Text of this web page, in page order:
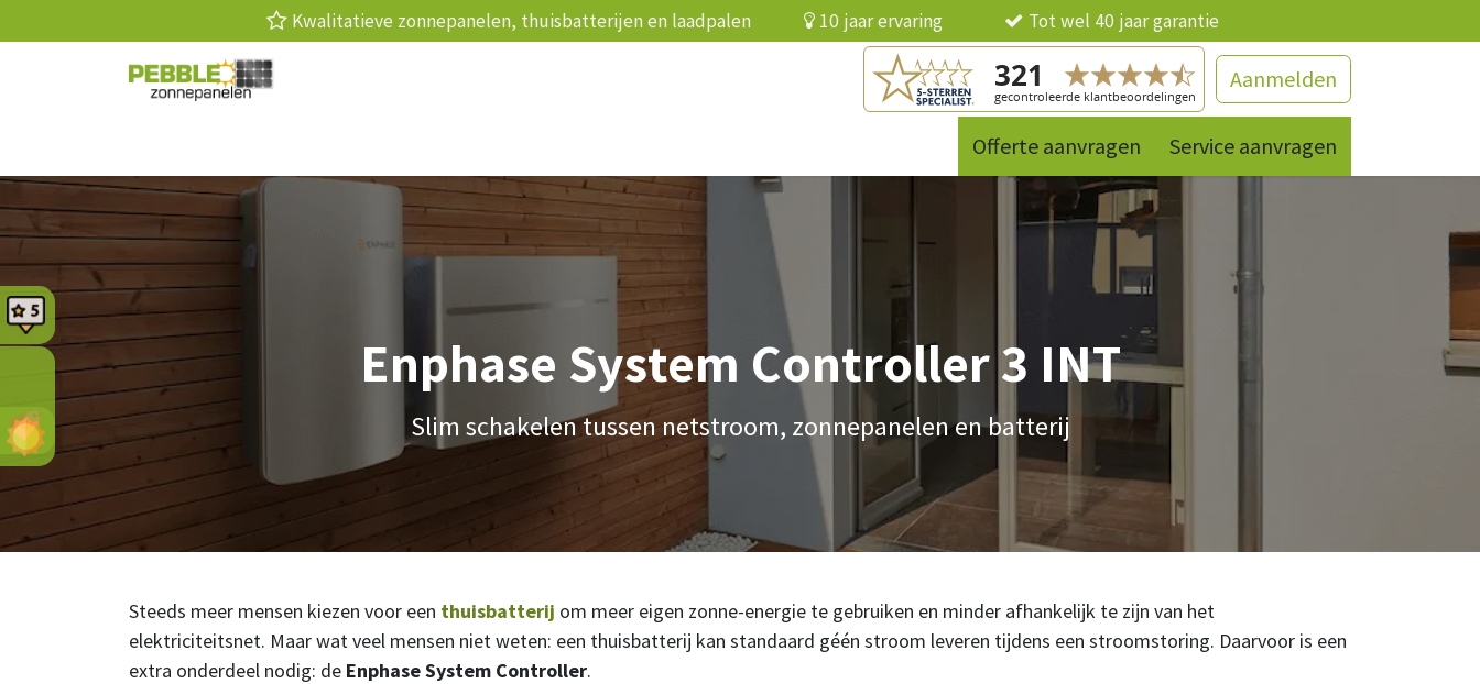
Kwalitatieve zonnepanelen, thuisbatterijen en laadpalen 10 jaar ervaring Tot wel 40 jaar garantie
Aanmelden
Contact References Producten
Offerte aanvragen Service aanvragen
Enphase System Controller 3 INT
Slim schakelen tussen netstroom, zonnepanelen en batterij
Steeds meer mensen kiezen voor een thuisbatterij om meer eigen zonne-energie te gebruiken en minder afhankelijk te zijn van het
elektriciteitsnet. Maar wat veel mensen niet weten: een thuisbatterij kan standaard géén stroom leveren tijdens een stroomstoring. Daarvoor is een
extra onderdeel nodig: de Enphase System Controller.